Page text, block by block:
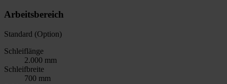
Arbeitsbereich
Standard (Option)
Schleiflänge
2.000 mm
Schleifbreite
700 mm